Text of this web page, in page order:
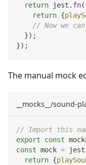
return jest . fn(
return {
// Now we
}) ;
}) ;
The manual mock
__mocks__/sound-
// Import this
export
const
const mock = jest
return {